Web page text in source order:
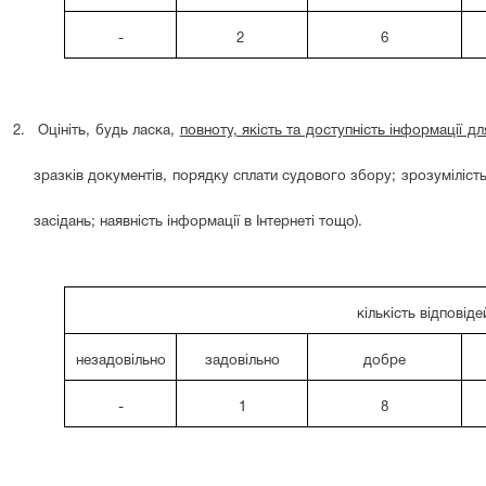
- 2 6
2. Оцініть, будь ласка, повноту, якість та доступність інформації
зразків документів, порядку сплати судового збору;
засідань; наявність інформації в Інтернеті тощо).
кількість
незадовільно задовільно добре
- 1 8